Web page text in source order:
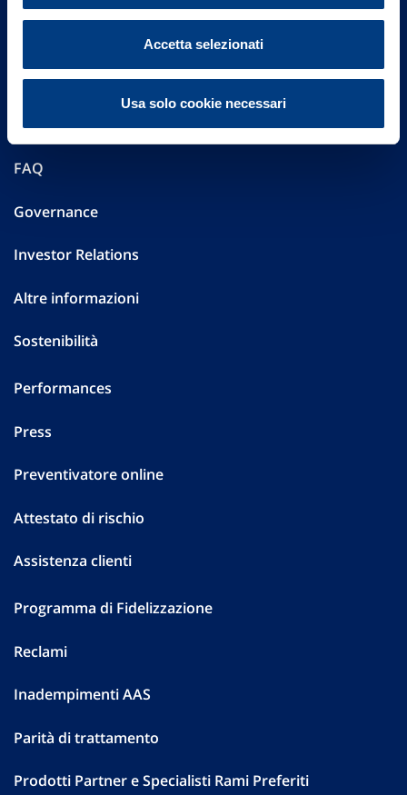
Accetta selezionati
Usa solo cookie necessari
Via Ignazio Gardella, 2
Part. IVA 01329510158
FAQ
Governance
Investor Relations
Altre informazioni
Sostenibilità
Performances
Press
Preventivatore online
Attestato di rischio
Assistenza clienti
Programma di Fidelizzazione
Reclami
Inadempimenti AAS
Parità di trattamento
Prodotti Partner e Specialisti Rami Preferiti